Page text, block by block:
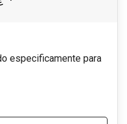
especificamente para